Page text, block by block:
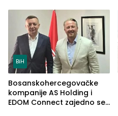
(FOTO)
BiH
Bosanskohercegovačke
kompanije AS Holding i
EDOM Connect zajedno se